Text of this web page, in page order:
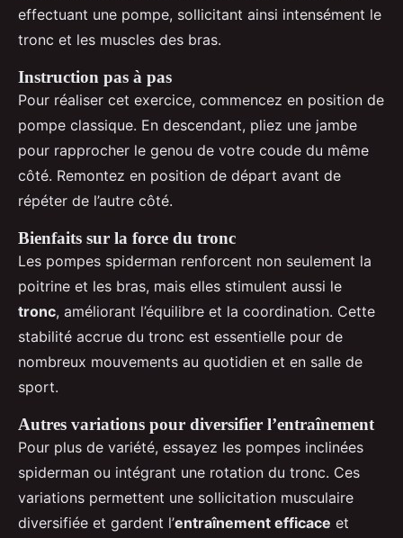
effectuant une pompe, sollicitant ainsi intensément le
tronc et les muscles des bras.
Instruction pas à pas
Pour réaliser cet exercice, commencez en position de
pompe classique. En descendant, pliez une jambe
pour rapprocher le genou de votre coude du même
côté. Remontez en position de départ avant de
répéter de l’autre côté.
Bienfaits sur la force du tronc
Les pompes spiderman renforcent non seulement la
poitrine et les bras, mais elles stimulent aussi le
tronc, améliorant l’équilibre et la coordination. Cette
stabilité accrue du tronc est essentielle pour de
nombreux mouvements au quotidien et en salle de
sport.
Autres variations pour diversifier l’entraînement
Pour plus de variété, essayez les pompes inclinées
spiderman ou intégrant une rotation du tronc. Ces
variations permettent une sollicitation musculaire
diversifiée et gardent l’entraînement efficace et